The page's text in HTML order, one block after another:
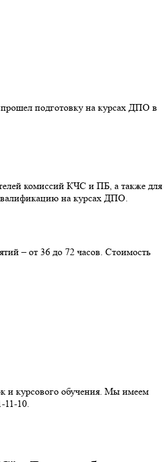
подготовку на курсах ДПО в
комиссий КЧС и ПБ, а также для
на курсах ДПО.
– от 36 до 72 часов. Стоимость
и курсового обучения. Мы имеем
11-10.